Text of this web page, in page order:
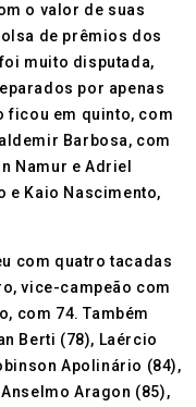
o valor de suas
de prêmios dos
muito disputada,
por apenas
ficou em quinto, com
Barbosa, com
Namur e Adriel
e Kaio Nascimento,
com quatro tacadas
vice-campeão com
com 74. Também
Berti (78), Laércio
Apolinário (84),
Aragon (85),